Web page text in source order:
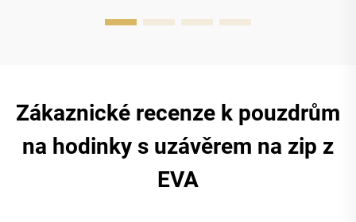
Zákaznické recenze k pouzdrům
na hodinky s uzávěrem na zip z
EVA